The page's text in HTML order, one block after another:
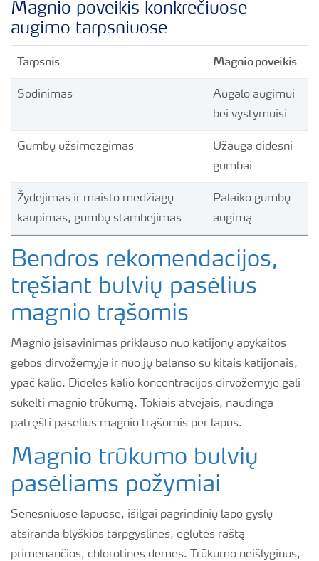
Magnio poveikis konkrečiuose
augimo tarpsniuose
Tarpsnis Magnio poveikis
Sodinimas
Augalo augimui
bei vystymuisi
Gumbų užsimezgimas
Užauga didesni
gumbai
Žydėjimas ir maisto medžiagų
kaupimas, gumbų stambėjimas
Palaiko gumbų
augimą
Bendros rekomendacijos,
tręšiant bulvių pasėlius
magnio trąšomis
Magnio įsisavinimas priklauso nuo katijonų apykaitos
gebos dirvožemyje ir nuo jų balanso su kitais katijonais,
ypač kalio. Didelės kalio koncentracijos dirvožemyje gali
sukelti magnio trūkumą. Tokiais atvejais, naudinga
patręšti pasėlius magnio trąšomis per lapus.
Magnio trūkumo bulvių
pasėliams požymiai
Senesniuose lapuose, išilgai pagrindinių lapo gyslų
atsiranda blyškios tarpgyslinės, eglutės raštą
primenančios, chlorotinės dėmės. Trūkumo neišlyginus,